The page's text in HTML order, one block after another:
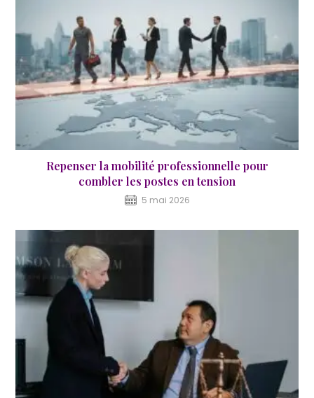
Repenser la mobilité professionnelle pour
combler les postes en tension
5 mai 2026